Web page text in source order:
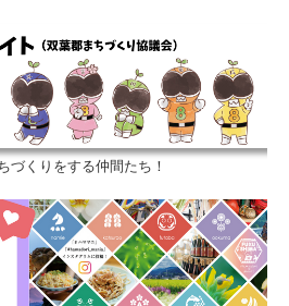
づくりをする仲間たち！